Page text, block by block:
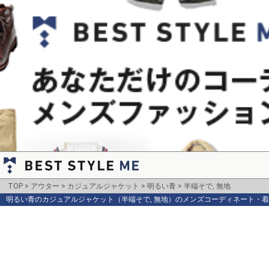
TOP アウター カジュアルジャケット 明るい青
半端そで, 無地
明るい青のカジュアルジャケット（半端そで, 無地）のメンズコーディネート・